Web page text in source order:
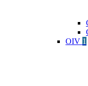
OIV 1